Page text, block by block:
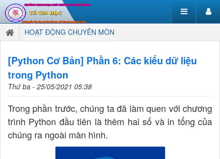
HOẠT ĐỘNG CHUYÊN MÔN
[Python Cơ Bản] Phần 6: Các kiểu dữ liệu
trong Python
Thứ ba - 25/05/2021 05:38
Trong phần trước, chúng ta đã làm quen với chương
trình Python đầu tiên là thêm hai số và in tổng của
chúng ra ngoài màn hình.